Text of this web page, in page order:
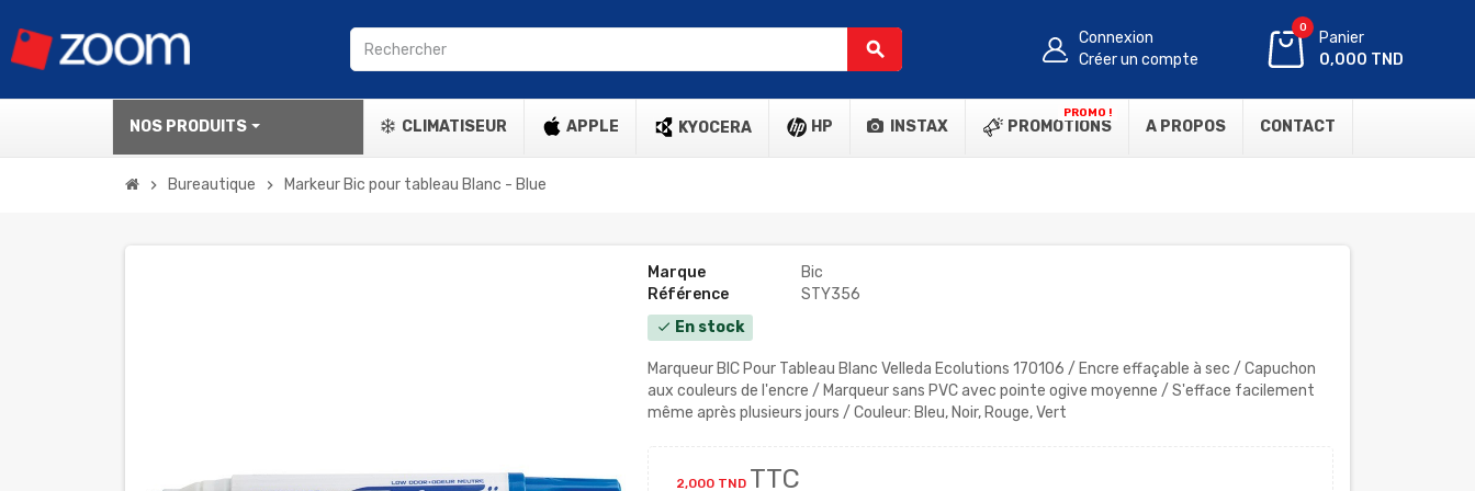
search
Connexion
Créer un compte
0
Panier
0,000 TND
NOS PRODUITS CLIMATISEUR APPLE KYOCERA HP INSTAX PROMOTIONS
PROMO !
A PROPOS CONTACT
chevron_right Bureautique chevron_right Markeur Bic pour tableau Blanc - Blue
Marque
Bic
Référence
STY356
check En stock
Marqueur BIC Pour Tableau Blanc Velleda Ecolutions 170106 / Encre effaçable à sec / Capuchon
aux couleurs de l'encre / Marqueur sans PVC avec pointe ogive moyenne / S'efface facilement
même après plusieurs jours / Couleur: Bleu, Noir, Rouge, Vert
2,000 TND TTC